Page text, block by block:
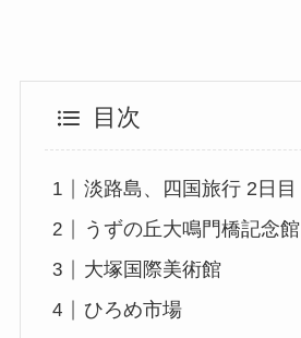
目次
淡路島、四国旅行 2日目
うずの丘大鳴門橋記念館
大塚国際美術館
ひろめ市場